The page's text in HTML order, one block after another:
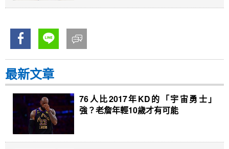
最新文章
76人比2017年KD的「宇宙勇士」
強？老詹年輕10歲才有可能